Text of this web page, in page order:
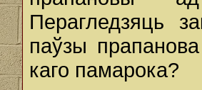
Перагледзяць
паўзы
каго памарока?